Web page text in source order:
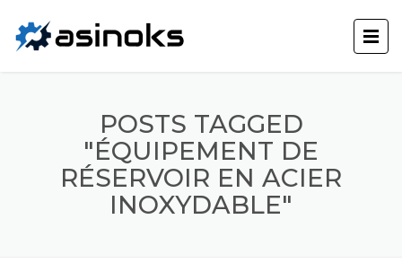
POSTS TAGGED
"ÉQUIPEMENT DE
RÉSERVOIR EN ACIER
INOXYDABLE"